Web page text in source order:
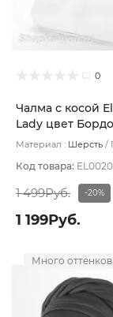
0
Чалма с косой
Lady цвет
Материал : Шерсть
Код товара:
1 499Руб. -20%
1 199Руб.
Много оттенков